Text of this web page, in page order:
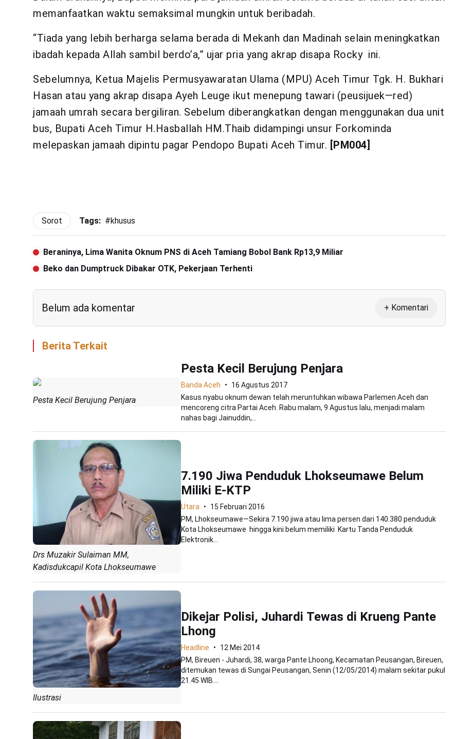
memanfaatkan waktu semaksimal mungkin untuk beribadah.
“Tiada yang lebih berharga selama berada di Mekanh dan Madinah selain meningkatkan
ibadah kepada Allah sambil berdo’a,” ujar pria yang akrap disapa Rocky ini.
Sebelumnya, Ketua Majelis Permusyawaratan Ulama (MPU) Aceh Timur Tgk. H. Bukhari
Hasan atau yang akrap disapa Ayeh Leuge ikut menepung tawari (peusijuek—red)
jamaah umrah secara bergiliran. Sebelum diberangkatkan dengan menggunakan dua unit
bus, Bupati Aceh Timur H.Hasballah HM.Thaib didampingi unsur Forkominda
melepaskan jamaah dipintu pagar Pendopo Bupati Aceh Timur. [PM004]
Sorot Tags: #khusus
Beraninya, Lima Wanita Oknum PNS di Aceh Tamiang Bobol Bank Rp13,9 Miliar
Beko dan Dumptruck Dibakar OTK, Pekerjaan Terhenti
Belum ada komentar + Komentari
Berita Terkait
Pesta Kecil Berujung Penjara
Pesta Kecil Berujung Penjara
Banda Aceh
16 Agustus 2017
Kasus nyabu oknum dewan telah meruntuhkan wibawa Parlemen Aceh dan
mencoreng citra Partai Aceh. Rabu malam, 9 Agustus lalu, menjadi malam
nahas bagi Jainuddin,...
Drs Muzakir Sulaiman MM,
Kadisdukcapil Kota Lhokseumawe
7.190 Jiwa Penduduk Lhokseumawe Belum
Miliki E-KTP
Utara
15 Februari 2016
PM, Lhokseumawe—Sekira 7.190 jiwa atau lima persen dari 140.380 penduduk
Kota Lhokseumawe hingga kini belum memiliki Kartu Tanda Penduduk
Elektronik...
Ilustrasi
Dikejar Polisi, Juhardi Tewas di Krueng Pante
Lhong
Headline
12 Mei 2014
PM, Bireuen - Juhardi, 38, warga Pante Lhoong, Kecamatan Peusangan, Bireuen,
ditemukan tewas di Sungai Peusangan, Senin (12/05/2014) malam sekitar pukul
21.45 WIB....